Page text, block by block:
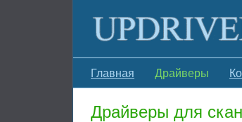
Главная Драйверы
Драйверы для